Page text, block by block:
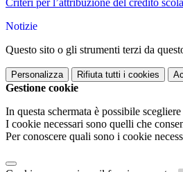
Criteri per l’attribuzione del credito
Notizie
Questo sito o gli strumenti terzi da
Personalizza Rifiuta tutti i cookies
Gestione cookie
In questa schermata è possibile
I cookie necessari sono quelli che
Per conoscere quali sono i cookie